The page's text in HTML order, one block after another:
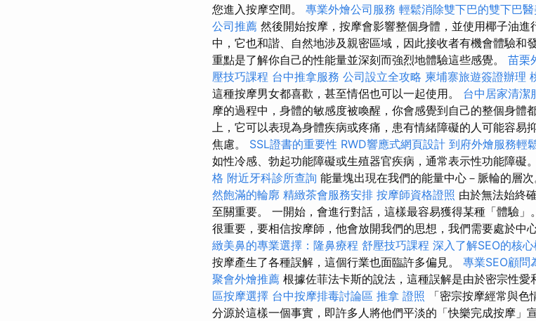
您進入按摩空間。 專業外燴公司服務 輕鬆消除雙下巴的雙下巴
公司推薦 然後開始按摩，按摩會影響整個身體，並使用椰子油進
中，它也和諧、自然地涉及親密區域，因此接收者有機會體驗和
重點是了解你自己的性能量並深刻而強烈地體驗這些感覺。 苗栗
壓技巧課程 台中推拿服務 公司設立全攻略 柬埔寨旅遊簽證辦理
這種按摩男女都喜歡，甚至情侶也可以一起使用。 台中居家清潔
摩的過程中，身體的敏感度被喚醒，你會感覺到自己的整個身體
上，它可以表現為身體疾病或疼痛，患有情緒障礙的人可能容易
焦慮。 SSL證書的重要性 RWD響應式網頁設計 到府外燴服務輕
如性冷感、勃起功能障礙或生殖器官疾病，通常表示性功能障礙。
格 附近牙科診所查詢 能量塊出現在我們的能量中心－脈輪的層次
然飽滿的輪廓 精緻茶會服務安排 按摩師資格證照 由於無法始終
至關重要。 一開始，會進行對話，這樣最容易獲得某種「體驗」
很重要，要相信按摩師，他會放開我們的思想，我們需要處於中
緻美鼻的專業選擇：隆鼻療程 舒壓技巧課程 深入了解SEO的核
按摩產生了各種誤解，這個行業也面臨許多偏見。 專業SEO顧問
聚會外燴推薦 根據佐菲法卡斯的說法，這種誤解是由於密宗性愛
區按摩選擇 台中按摩排毒討論區 推拿 證照 「密宗按摩經常與
分源於這樣一個事實，即許多人將他們平淡的「快樂完成按摩」